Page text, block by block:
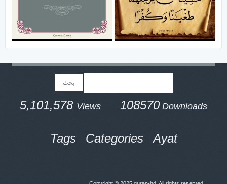
5,101,578Views 108570 Downloads
Tags Categories Ayat